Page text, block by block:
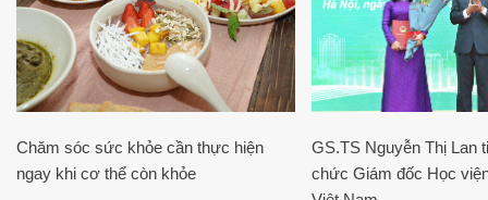
Chăm sóc sức khỏe cần thực hiện
ngay khi cơ thể còn khỏe
GS.TS Nguyễn Thị Lan
chức Giám đốc Học